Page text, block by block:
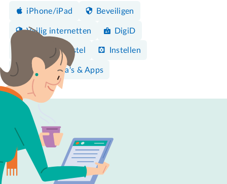
iPhone/iPad
Beveiligen
Veilig internetten DigiD
Android-toestel Instellen
Programma's & Apps